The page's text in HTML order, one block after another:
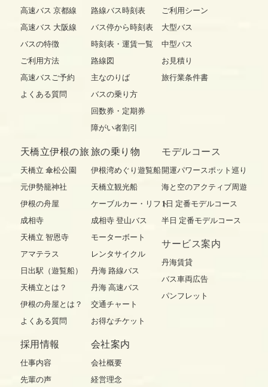
高速バス 京都線
高速バス 大阪線
バスの特徴
ご利用方法
高速バスご予約
よくある質問
路線バス時刻表
バス停から時刻表
時刻表・運賃一覧
路線図
主なのりば
バスの乗り方
回数券・定期券
障がい者割引
ご利用シーン
大型バス
中型バス
お見積り
旅行業条件書
天橋立伊根の旅
天橋立 傘松公園
元伊勢籠神社
伊根の舟屋
成相寺
天橋立 智恩寺
アマテラス
日出駅（遊覧船）
天橋立とは？
伊根の舟屋とは？
よくある質問
旅の乗り物
伊根湾めぐり遊覧船
天橋立観光船
ケーブルカー・リフト
成相寺 登山バス
モーターボート
レンタサイクル
丹海 路線バス
丹海 高速バス
交通チャート
お得なチケット
モデルコース
開運パワースポット巡り
海と空のアクティブ周遊
1日 定番モデルコース
半日 定番モデルコース
サービス案内
丹海賃貸
バス車両広告
パンフレット
採用情報
仕事内容
先輩の声
会社案内
会社概要
経営理念